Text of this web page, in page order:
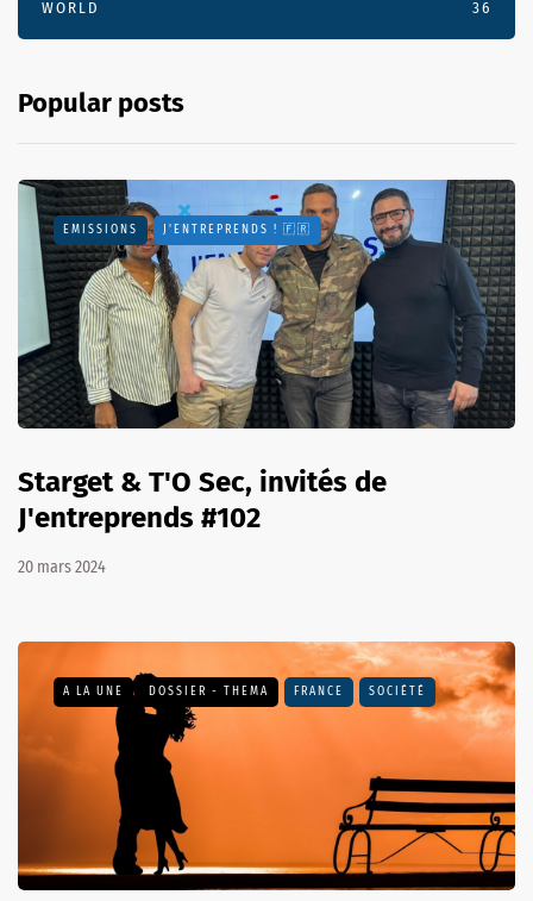
WORLD 36
Popular posts
EMISSIONS J'ENTREPRENDS ! 🇫🇷
Starget & T'O Sec, invités de
J'entreprends #102
20 mars 2024
A LA UNE DOSSIER - THEMA FRANCE SOCIÉTÉ